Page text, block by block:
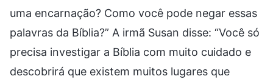
uma encarnação? Como você pode negar essas
palavras da Bíblia?” A irmã Susan disse: “Você só
precisa investigar a Bíblia com muito cuidado e
descobrirá que existem muitos lugares que